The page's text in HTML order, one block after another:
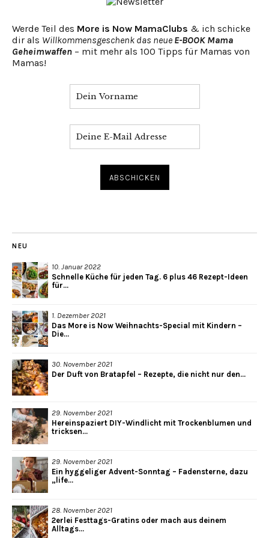
Werde Teil des More is Now MamaClubs & ich schicke
dir als Willkommensgeschenk das neue E-BOOK Mama
Geheimwaffen – mit mehr als 100 Tipps für Mamas von
Mamas!
NEU
10. Januar 2022
Schnelle Küche für jeden Tag. 6 plus 46 Rezept-Ideen
für...
1. Dezember 2021
Das More is Now Weihnachts-Special mit Kindern –
Die...
30. November 2021
Der Duft von Bratapfel – Rezepte, die nicht nur den...
29. November 2021
Hereinspaziert DIY-Windlicht mit Trockenblumen und
tricksen...
29. November 2021
Ein hyggeliger Advent-Sonntag – Fadensterne, dazu
„life...
28. November 2021
2erlei Festtags-Gratins oder mach aus deinem
Alltags...